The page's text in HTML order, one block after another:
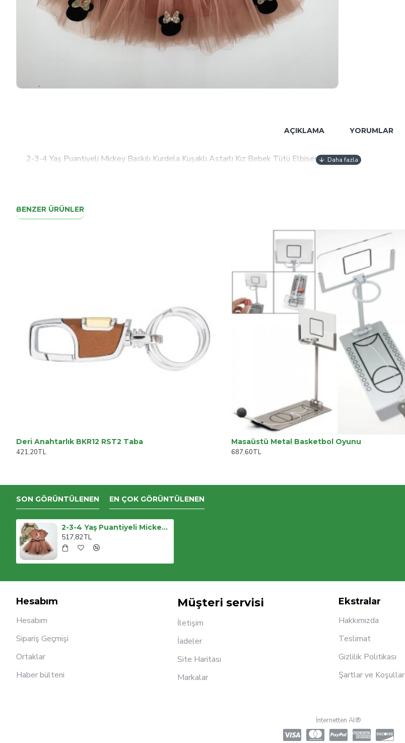
AÇIKLAMA YORUMLAR
2-3-4 Yaş Puantiyeli Mickey Baskılı Kurdela Kuşaklı Astarlı Kız Bebek Tütü Elbisesi
BENZER ÜRÜNLER
Deri Anahtarlık BKR12 RST2 Taba
421,20TL
Masaüstü Metal Basketbol Oyunu
687,60TL
SON GÖRÜNTÜLENEN EN ÇOK GÖRÜNTÜLENEN
2-3-4 Yaş Puantiyeli Mickey Baskılı Kurdela Kuşaklı Astarlı Kız Bebek Tütü Elbisesi
517,82TL
Hesabım
Hesabım
Sipariş Geçmişi
Ortaklar
Haber bülteni
Müşteri servisi
İletişim
İadeler
Site Haritası
Markalar
Ekstralar
Hakkımızda
Teslimat
Gizlilik Politikası
Şartlar ve Koşullar
İnternetten Al®